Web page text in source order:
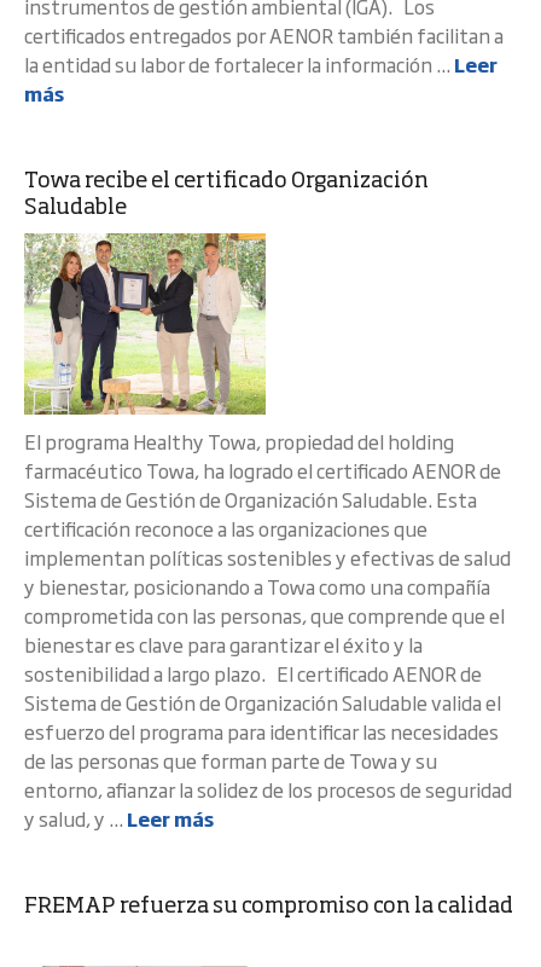
instrumentos de gestión ambiental (IGA). Los
certificados entregados por AENOR también facilitan a
la entidad su labor de fortalecer la información ... Leer
más
Towa recibe el certificado Organización
Saludable
El programa Healthy Towa, propiedad del holding
farmacéutico Towa, ha logrado el certificado AENOR de
Sistema de Gestión de Organización Saludable. Esta
certificación reconoce a las organizaciones que
implementan políticas sostenibles y efectivas de salud
y bienestar, posicionando a Towa como una compañía
comprometida con las personas, que comprende que el
bienestar es clave para garantizar el éxito y la
sostenibilidad a largo plazo. El certificado AENOR de
Sistema de Gestión de Organización Saludable valida el
esfuerzo del programa para identificar las necesidades
de las personas que forman parte de Towa y su
entorno, afianzar la solidez de los procesos de seguridad
y salud, y ... Leer más
FREMAP refuerza su compromiso con la calidad